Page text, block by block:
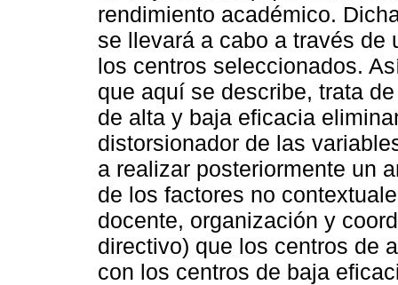
rendimiento académico.
se llevará a cabo a través de
los centros seleccionados.
que aquí se describe, trata
de alta y baja eficacia
distorsionador de las
a realizar posteriormente un
de los factores no
docente, organización y
directivo) que los centros de
con los centros de baja